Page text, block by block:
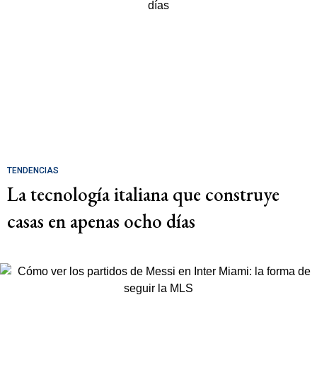
TENDENCIAS
La tecnología italiana que construye
casas en apenas ocho días